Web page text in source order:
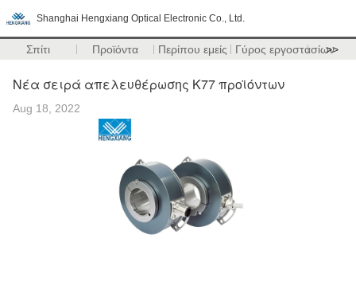
Shanghai Hengxiang Optical Electronic Co., Ltd.
Σπίτι Προϊόντα Περίπου εμείς Γύρος εργοστασίων
>>
Νέα σειρά απελευθέρωσης K77 προϊόντων
Aug 18, 2022